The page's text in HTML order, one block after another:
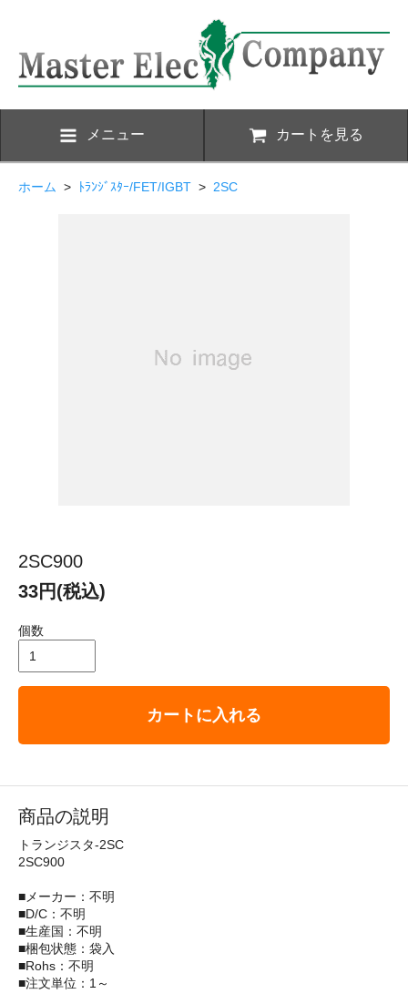
メニュー カートを見る
ホーム > ﾄﾗﾝｼﾞｽﾀｰ/FET/IGBT > 2SC
2SC900
33円(税込)
個数
カートに入れる
商品の説明
トランジスタ-2SC
2SC900
■メーカー：不明
■D/C：不明
■生産国：不明
■梱包状態：袋入
■Rohs：不明
■注文単位：1～